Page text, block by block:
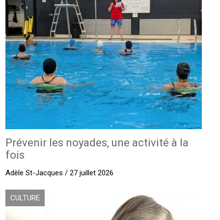
Prévenir les noyades, une activité à la
fois
Adèle St-Jacques / 27 juillet 2026
CULTURE